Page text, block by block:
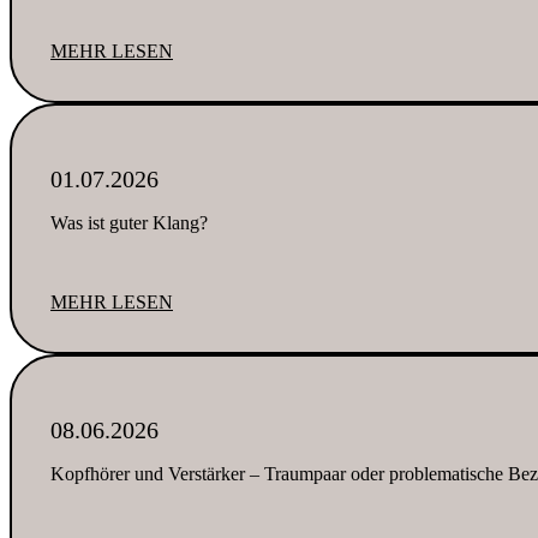
MEHR LESEN
01.07.2026
Was ist guter Klang?
MEHR LESEN
08.06.2026
Kopfhörer und Verstärker – Traumpaar oder problematische